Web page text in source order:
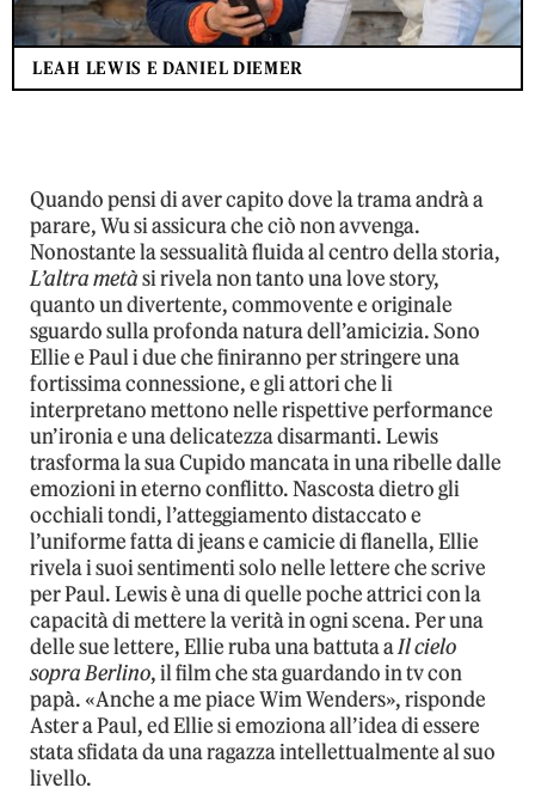
LEAH LEWIS E DANIEL DIEMER
Quando pensi di aver capito dove la trama andrà a
parare, Wu si assicura che ciò non avvenga.
Nonostante la sessualità fluida al centro della storia,
L’altra metàsi rivela non tanto una love story,
quanto un divertente, commovente e originale
sguardo sulla profonda natura dell’amicizia. Sono
Ellie e Paul i due che finiranno per stringere una
fortissima connessione, e gli attori che li
interpretano mettono nelle rispettive performance
un’ironia e una delicatezza disarmanti. Lewis
trasforma la sua Cupido mancata in una ribelle dalle
emozioni in eterno conflitto. Nascosta dietro gli
occhiali tondi, l’atteggiamento distaccato e
l’uniforme fatta di jeans e camicie di flanella, Ellie
rivela i suoi sentimenti solo nelle lettere che scrive
per Paul. Lewis è una di quelle poche attrici con la
capacità di mettere la verità in ogni scena. Per una
delle sue lettere, Ellie ruba una battuta aIl cielo
sopra Berlino, il film che sta guardando in tv con
papà. «Anche a me piace Wim Wenders», risponde
Aster a Paul, ed Ellie si emoziona all’idea di essere
stata sfidata da una ragazza intellettualmente al suo
livello.